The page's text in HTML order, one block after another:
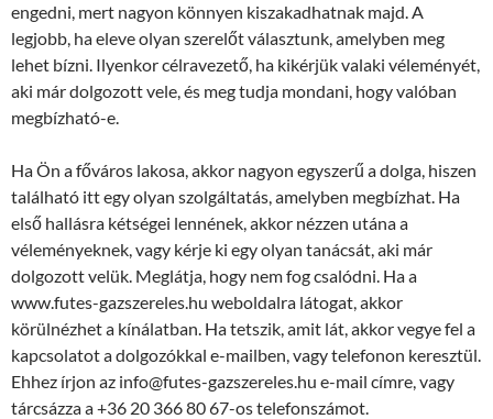
engedni, mert nagyon könnyen kiszakadhatnak majd. A
legjobb, ha eleve olyan szerelőt választunk, amelyben meg
lehet bízni. Ilyenkor célravezető, ha kikérjük valaki véleményét,
aki már dolgozott vele, és meg tudja mondani, hogy valóban
megbízható-e.
Ha Ön a főváros lakosa, akkor nagyon egyszerű a dolga, hiszen
található itt egy olyan szolgáltatás, amelyben megbízhat. Ha
első hallásra kétségei lennének, akkor nézzen utána a
véleményeknek, vagy kérje ki egy olyan tanácsát, aki már
dolgozott velük. Meglátja, hogy nem fog csalódni. Ha a
www.futes-gazszereles.hu weboldalra látogat, akkor
körülnézhet a kínálatban. Ha tetszik, amit lát, akkor vegye fel a
kapcsolatot a dolgozókkal e-mailben, vagy telefonon keresztül.
Ehhez írjon az info@futes-gazszereles.hu e-mail címre, vagy
tárcsázza a +36 20 366 80 67-os telefonszámot.